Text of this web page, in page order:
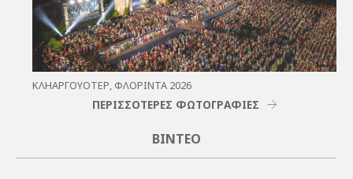
ΚΛΗΑΡΓΟΥΌΤΕΡ, ΦΛΌΡΙΝΤΑ 2026
ΠΕΡΙΣΣΟΤΕΡΕΣ ΦΩΤΟΓΡΑΦΙΕΣ
ΒΊΝΤΕΟ